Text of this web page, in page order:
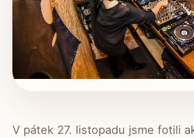
V pátek 27. listopadu jsme fotili